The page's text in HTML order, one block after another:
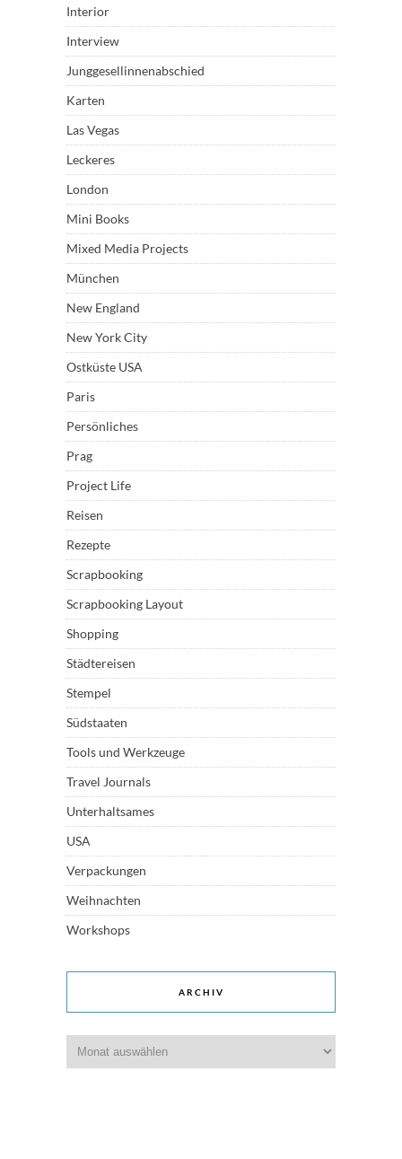
Interior
Interview
Junggesellinnenabschied
Karten
Las Vegas
Leckeres
London
Mini Books
Mixed Media Projects
München
New England
New York City
Ostküste USA
Paris
Persönliches
Prag
Project Life
Reisen
Rezepte
Scrapbooking
Scrapbooking Layout
Shopping
Städtereisen
Stempel
Südstaaten
Tools und Werkzeuge
Travel Journals
Unterhaltsames
USA
Verpackungen
Weihnachten
Workshops
ARCHIV